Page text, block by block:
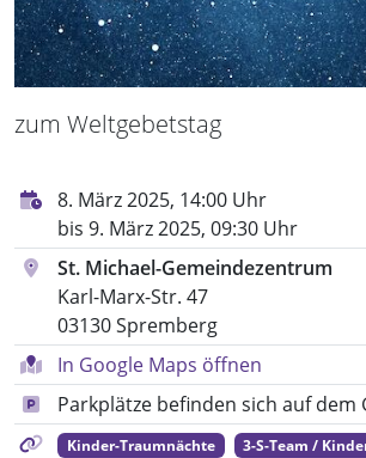
zum Weltgebetstag
8. März 2025, 14:00 Uhr
bis 9. März 2025, 09:30 Uhr
St. Michael-Gemeindezentrum
Karl-Marx-Str. 47
03130 Spremberg
In Google Maps öffnen
Parkplätze befinden sich auf dem
Kinder-Traumnächte
3-S-Team /